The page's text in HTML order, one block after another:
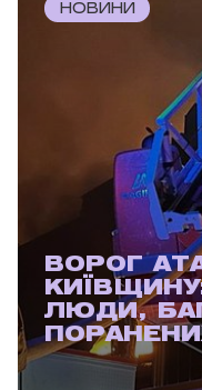
НОВИНИ
ВОРОГ
ЛЮДИ,